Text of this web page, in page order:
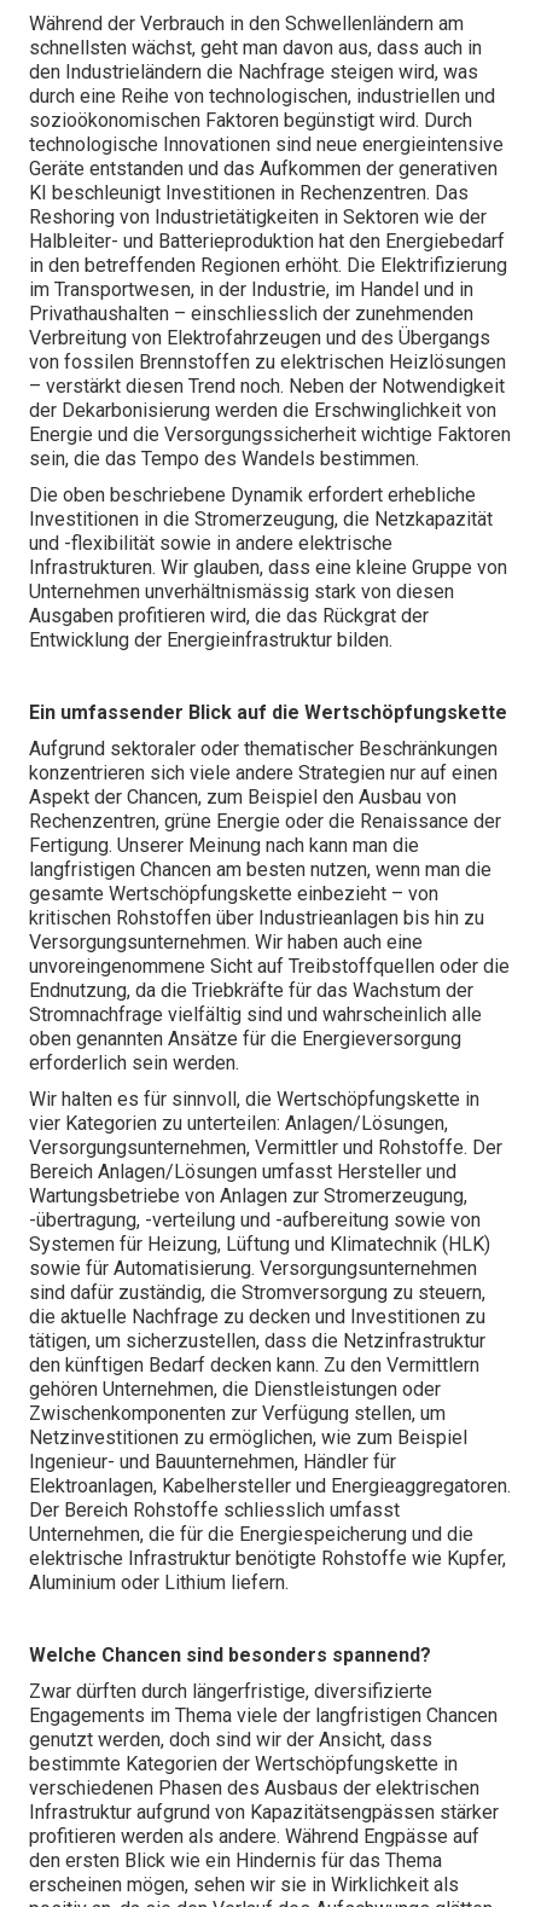
Während der Verbrauch in den Schwellenländern am
schnellsten wächst, geht man davon aus, dass auch in
den Industrieländern die Nachfrage steigen wird, was
durch eine Reihe von technologischen, industriellen und
sozioökonomischen Faktoren begünstigt wird. Durch
technologische Innovationen sind neue energieintensive
Geräte entstanden und das Aufkommen der generativen
KI beschleunigt Investitionen in Rechenzentren. Das
Reshoring von Industrietätigkeiten in Sektoren wie der
Halbleiter- und Batterieproduktion hat den Energiebedarf
in den betreffenden Regionen erhöht. Die Elektrifizierung
im Transportwesen, in der Industrie, im Handel und in
Privathaushalten – einschliesslich der zunehmenden
Verbreitung von Elektrofahrzeugen und des Übergangs
von fossilen Brennstoffen zu elektrischen Heizlösungen
– verstärkt diesen Trend noch. Neben der Notwendigkeit
der Dekarbonisierung werden die Erschwinglichkeit von
Energie und die Versorgungssicherheit wichtige Faktoren
sein, die das Tempo des Wandels bestimmen.
Die oben beschriebene Dynamik erfordert erhebliche
Investitionen in die Stromerzeugung, die Netzkapazität
und -flexibilität sowie in andere elektrische
Infrastrukturen. Wir glauben, dass eine kleine Gruppe von
Unternehmen unverhältnismässig stark von diesen
Ausgaben profitieren wird, die das Rückgrat der
Entwicklung der Energieinfrastruktur bilden.
Ein umfassender Blick auf die Wertschöpfungskette
Aufgrund sektoraler oder thematischer Beschränkungen
konzentrieren sich viele andere Strategien nur auf einen
Aspekt der Chancen, zum Beispiel den Ausbau von
Rechenzentren, grüne Energie oder die Renaissance der
Fertigung. Unserer Meinung nach kann man die
langfristigen Chancen am besten nutzen, wenn man die
gesamte Wertschöpfungskette einbezieht – von
kritischen Rohstoffen über Industrieanlagen bis hin zu
Versorgungsunternehmen. Wir haben auch eine
unvoreingenommene Sicht auf Treibstoffquellen oder die
Endnutzung, da die Triebkräfte für das Wachstum der
Stromnachfrage vielfältig sind und wahrscheinlich alle
oben genannten Ansätze für die Energieversorgung
erforderlich sein werden.
Wir halten es für sinnvoll, die Wertschöpfungskette in
vier Kategorien zu unterteilen: Anlagen/Lösungen,
Versorgungsunternehmen, Vermittler und Rohstoffe. Der
Bereich Anlagen/Lösungen umfasst Hersteller und
Wartungsbetriebe von Anlagen zur Stromerzeugung,
-übertragung, -verteilung und -aufbereitung sowie von
Systemen für Heizung, Lüftung und Klimatechnik (HLK)
sowie für Automatisierung. Versorgungsunternehmen
sind dafür zuständig, die Stromversorgung zu steuern,
die aktuelle Nachfrage zu decken und Investitionen zu
tätigen, um sicherzustellen, dass die Netzinfrastruktur
den künftigen Bedarf decken kann. Zu den Vermittlern
gehören Unternehmen, die Dienstleistungen oder
Zwischenkomponenten zur Verfügung stellen, um
Netzinvestitionen zu ermöglichen, wie zum Beispiel
Ingenieur- und Bauunternehmen, Händler für
Elektroanlagen, Kabelhersteller und Energieaggregatoren.
Der Bereich Rohstoffe schliesslich umfasst
Unternehmen, die für die Energiespeicherung und die
elektrische Infrastruktur benötigte Rohstoffe wie Kupfer,
Aluminium oder Lithium liefern.
Welche Chancen sind besonders spannend?
Zwar dürften durch längerfristige, diversifizierte
Engagements im Thema viele der langfristigen Chancen
genutzt werden, doch sind wir der Ansicht, dass
bestimmte Kategorien der Wertschöpfungskette in
verschiedenen Phasen des Ausbaus der elektrischen
Infrastruktur aufgrund von Kapazitätsengpässen stärker
profitieren werden als andere. Während Engpässe auf
den ersten Blick wie ein Hindernis für das Thema
erscheinen mögen, sehen wir sie in Wirklichkeit als